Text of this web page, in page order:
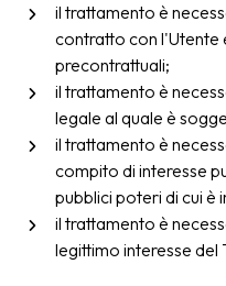
il trattamento è
contratto con l'Utente
precontrattuali;
il trattamento è
legale al quale è
il trattamento è
compito di interesse
pubblici poteri di cui è
il trattamento è
legittimo interesse del